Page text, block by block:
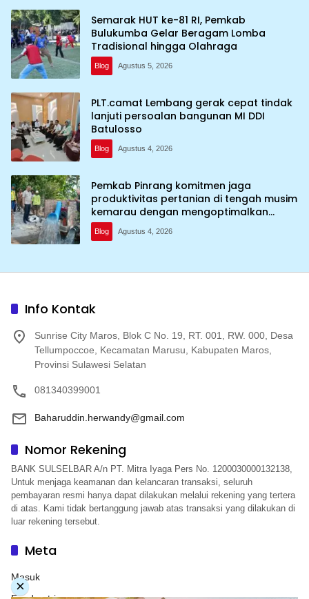
Semarak HUT ke-81 RI, Pemkab
Bulukumba Gelar Beragam Lomba
Tradisional hingga Olahraga
Blog Agustus 5, 2026
PLT.camat Lembang gerak cepat tindak
lanjuti persoalan bangunan MI DDI
Batulosso
Blog Agustus 4, 2026
Pemkab Pinrang komitmen jaga
produktivitas pertanian di tengah musim
kemarau dengan mengoptimalkan
program Irigasi perpompaan (Irpom)
Blog Agustus 4, 2026
Info Kontak
Sunrise City Maros, Blok C No. 19, RT. 001, RW. 000, Desa
Tellumpoccoe, Kecamatan Marusu, Kabupaten Maros,
Provinsi Sulawesi Selatan
081340399001
Baharuddin.herwandy@gmail.com
Nomor Rekening
BANK SULSELBAR A/n PT. Mitra Iyaga Pers No. 1200030000132138,
Untuk menjaga keamanan dan kelancaran transaksi, seluruh
pembayaran resmi hanya dapat dilakukan melalui rekening yang tertera
di atas. Kami tidak bertanggung jawab atas transaksi yang dilakukan di
luar rekening tersebut.
Meta
Masuk
×